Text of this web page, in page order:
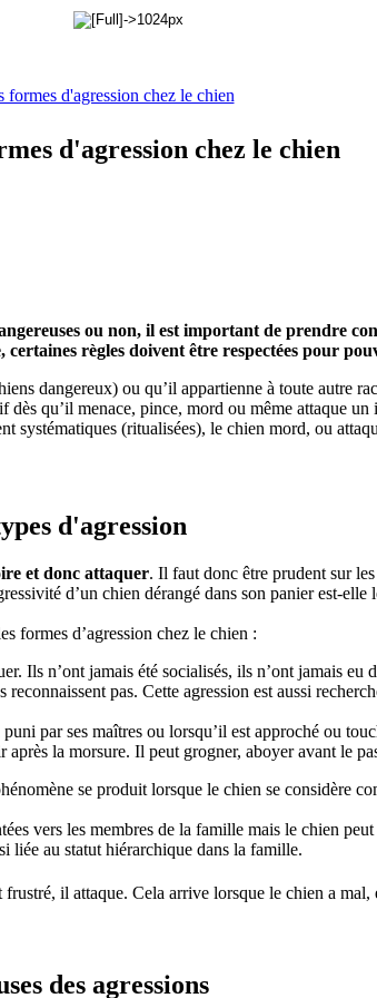
formes d'agression chez le chien
d'agression chez le chien
ou non, il est important de prendre
règles doivent être respectées pour
dangereux) ou qu’il appartienne à toute autre
dès qu’il menace, pince, mord ou même attaque
systématiques (ritualisées), le chien mord, ou
d'agression
et donc attaquer. Il faut donc être prudent sur
d’un chien dérangé dans son panier est-elle
formes d’agression chez le chien :
Ils n’ont jamais été socialisés, ils n’ont jamais eu
pas. Cette agression est aussi
par ses maîtres ou lorsqu’il est approché ou
la morsure. Il peut grogner, aboyer avant le
se produit lorsque le chien se considère
vers les membres de la famille mais le chien
liée au statut hiérarchique dans la famille.
frustré, il attaque. Cela arrive lorsque le chien a mal,
des agressions